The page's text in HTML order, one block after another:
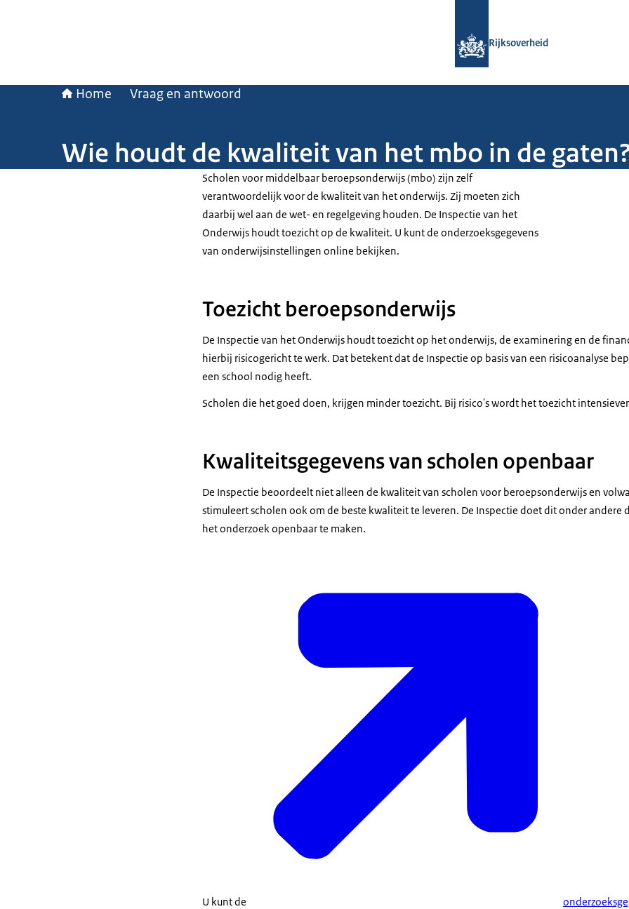
Rijksoverheid
Home Vraag en antwoord
Wie houdt de kwaliteit van het mbo in de
Scholen voor middelbaar beroepsonderwijs (mbo) zijn zelf
verantwoordelijk voor de kwaliteit van het onderwijs. Zij moeten zich
daarbij wel aan de wet- en regelgeving houden. De Inspectie van het
Onderwijs houdt toezicht op de kwaliteit. U kunt de onderzoeksgegevens
van onderwijsinstellingen online bekijken.
Toezicht beroepsonderwijs
De Inspectie van het Onderwijs houdt toezicht op het onderwijs, de examinering en de
hierbij risicogericht te werk. Dat betekent dat de Inspectie op basis van een risicoanalyse
een school nodig heeft.
Scholen die het goed doen, krijgen minder toezicht. Bij risico's wordt het toezicht
Kwaliteitsgegevens van scholen openbaar
De Inspectie beoordeelt niet alleen de kwaliteit van scholen voor beroepsonderwijs en
stimuleert scholen ook om de beste kwaliteit te leveren. De Inspectie doet dit onder andere
het onderzoek openbaar te maken.
U kunt de